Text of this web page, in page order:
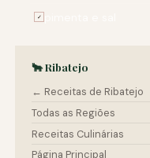
✓
🐂 Ribatejo
← Receitas de Ribatejo
Todas as Regiões
Receitas Culinárias
Página Principal